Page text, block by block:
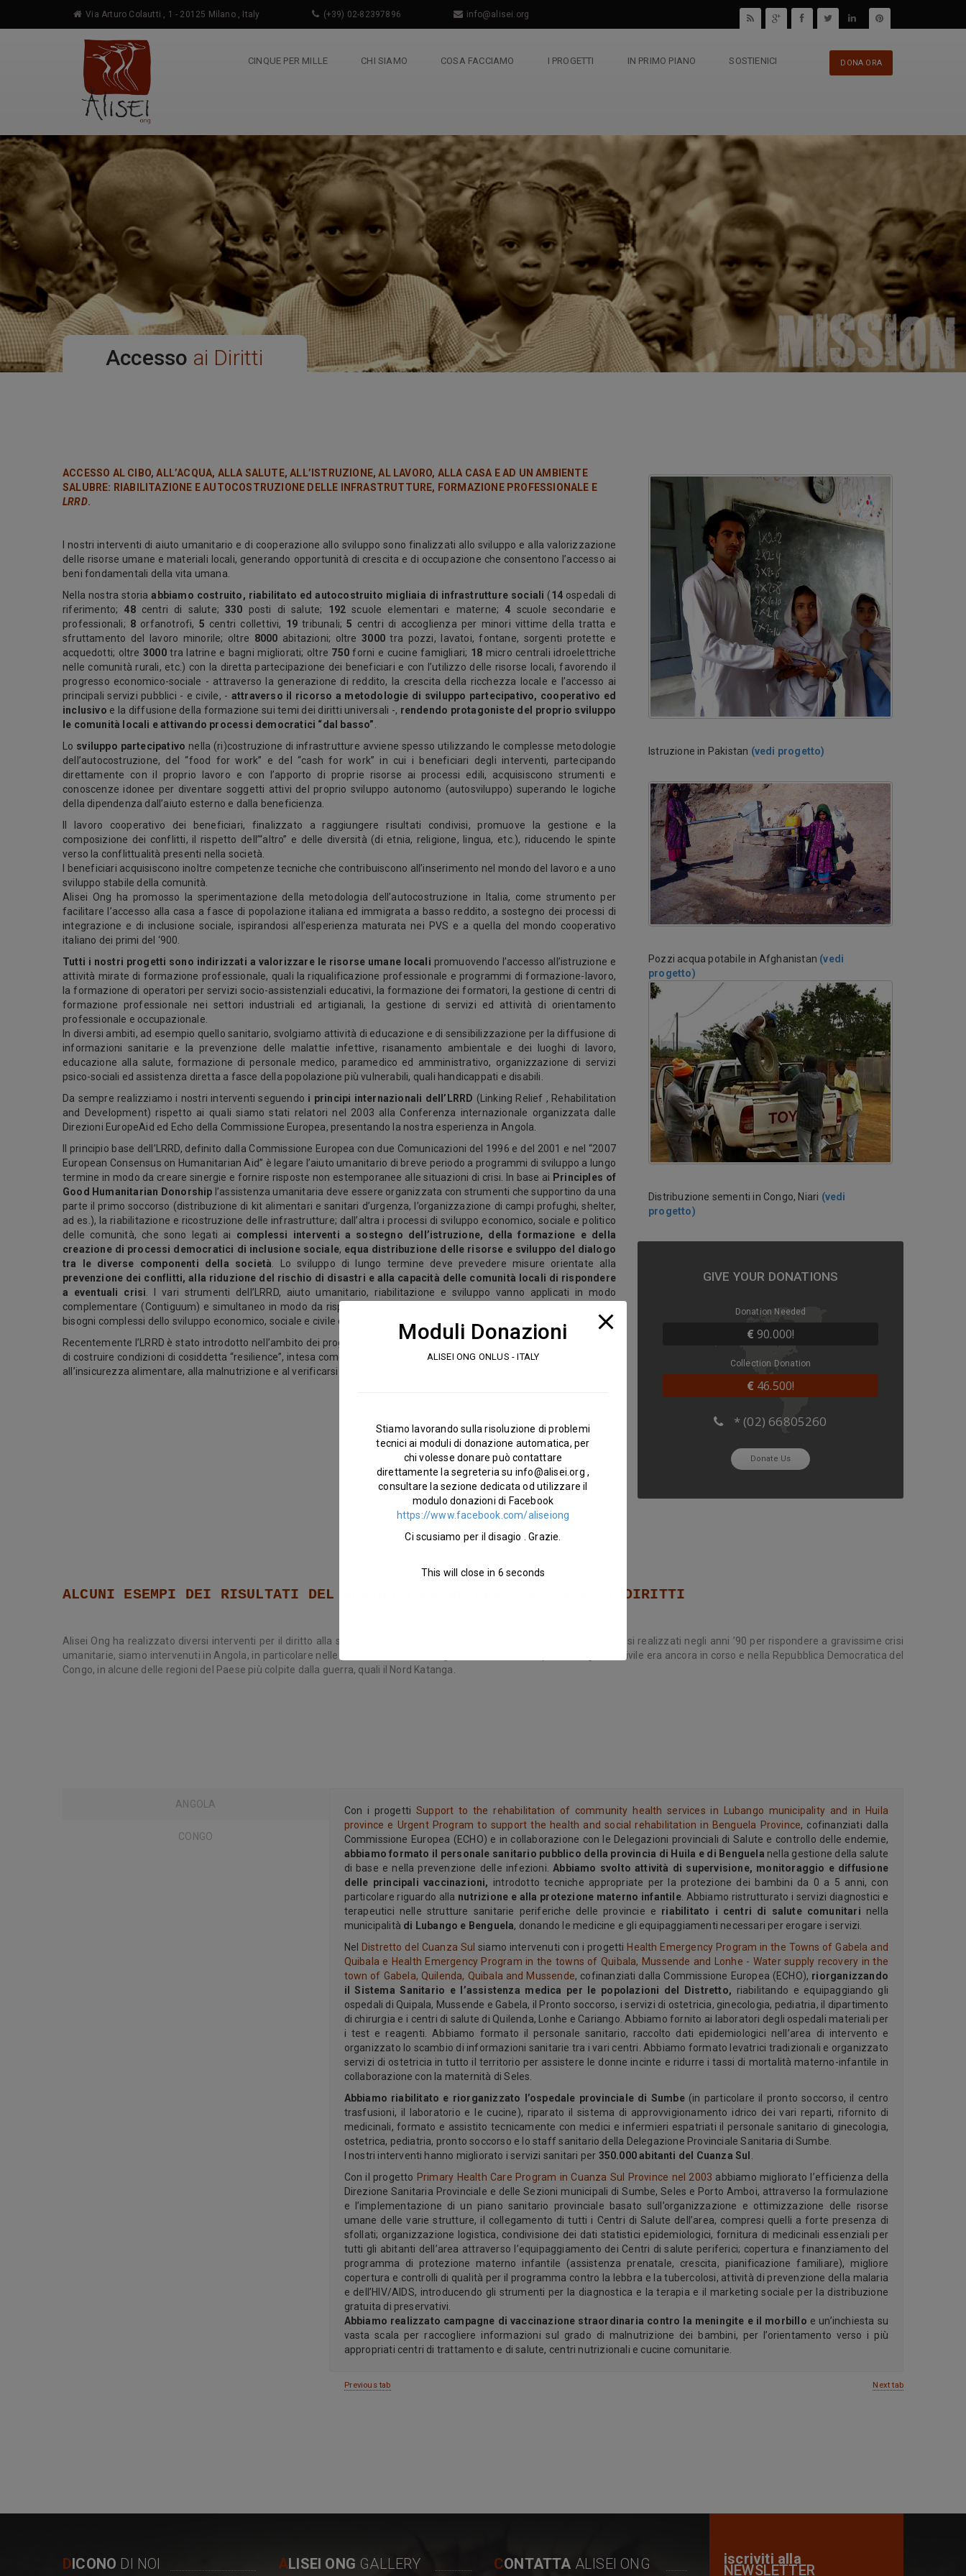
Via Arturo Colautti , 1 - 20125 Milano , Italy (+39) 02-82397896 info@alisei.org
DONA ORA
CINQUE PER MILLE CHI SIAMO COSA FACCIAMO I PROGETTI IN PRIMO PIANO SOSTIENICI
Accesso ai Diritti
ACCESSO AL CIBO, ALL’ACQUA, ALLA SALUTE, ALL’ISTRUZIONE, AL LAVORO, ALLA CASA E AD UN AMBIENTE
SALUBRE: RIABILITAZIONE E AUTOCOSTRUZIONE DELLE INFRASTRUTTURE, FORMAZIONE PROFESSIONALE E
LRRD.
I nostri interventi di aiuto umanitario e di cooperazione allo sviluppo sono finalizzati allo sviluppo e alla valorizzazione
delle risorse umane e materiali locali, generando opportunità di crescita e di occupazione che consentono l’accesso ai
beni fondamentali della vita umana.
Nella nostra storiaabbiamo costruito, riabilitato ed autocostruito migliaia di infrastrutture sociali (14ospedali di
riferimento; 48centri di salute; 330 posti di salute; 192 scuole elementari e materne; 4 scuole secondarie e
professionali; 8 orfanotrofi, 5 centri collettivi, 19 tribunali;5 centri di accoglienza per minori vittime della tratta e
sfruttamento del lavoro minorile; oltre 8000 abitazioni; oltre3000tra pozzi, lavatoi, fontane, sorgenti protette e
acquedotti; oltre3000tra latrine e bagni migliorati; oltre 750 forni e cucine famigliari; 18 micro centrali idroelettriche
nelle comunità rurali, etc.) con la diretta partecipazione dei beneficiari e con l’utilizzo delle risorse locali, favorendo il
progresso economico-sociale - attraverso la generazione di reddito, la crescita della ricchezza locale e l’accesso ai
principali servizi pubblici - e civile, - attraverso il ricorso a metodologie di sviluppo partecipativo, cooperativo ed
inclusivo e la diffusione della formazione sui temi dei diritti universali -, rendendo protagoniste del proprio sviluppo
le comunità locali e attivando processi democratici “dal basso”.
Lo sviluppo partecipativo nella (ri)costruzione di infrastrutture avviene spesso utilizzando le complesse metodologie
dell’autocostruzione, del “food for work” e del “cash for work” in cui i beneficiari degli interventi, partecipando
direttamente con il proprio lavoro e con l’apporto di proprie risorse ai processi edili, acquisiscono strumenti e
conoscenze idonee per diventare soggetti attivi del proprio sviluppo autonomo (autosviluppo) superando le logiche
della dipendenza dall’aiuto esterno e dalla beneficienza.
Il lavoro cooperativo dei beneficiari, finalizzato a raggiungere risultati condivisi, promuove la gestione e la
composizione dei conflitti, il rispetto dell’“altro” e delle diversità (di etnia, religione, lingua, etc.), riducendo le spinte
verso la conflittualità presenti nella società.
I beneficiari acquisiscono inoltre competenze tecniche che contribuiscono all’inserimento nel mondo del lavoro e a uno
sviluppo stabile della comunità.
Alisei Ong ha promosso la sperimentazione della metodologia dell’autocostruzione in Italia, come strumento per
facilitare l’accesso alla casa a fasce di popolazione italiana ed immigrata a basso reddito, a sostegno dei processi di
integrazione e di inclusione sociale, ispirandosi all’esperienza maturata nei PVS e a quella del mondo cooperativo
italiano dei primi del ‘900.
Tutti i nostri progetti sono indirizzati a valorizzare le risorse umane locali promuovendo l’accesso all’istruzione e
attività mirate di formazione professionale, quali la riqualificazione professionale e programmi di formazione-lavoro,
la formazione di operatori per servizi socio-assistenziali educativi, la formazione dei formatori, la gestione di centri di
formazione professionale nei settori industriali ed artigianali, la gestione di servizi ed attività di orientamento
professionale e occupazionale.
In diversi ambiti, ad esempio quello sanitario, svolgiamo attività di educazione e di sensibilizzazione per la diffusione di
informazioni sanitarie e la prevenzione delle malattie infettive, risanamento ambientale e dei luoghi di lavoro,
educazione alla salute, formazione di personale medico, paramedico ed amministrativo, organizzazione di servizi
psico-sociali ed assistenza diretta a fasce della popolazione più vulnerabili, quali handicappati e disabili.
Da sempre realizziamo i nostri interventi seguendo i principi internazionali dell’LRRD (Linking Relief , Rehabilitation
and Development) rispetto ai quali siamo stati relatori nel 2003 alla Conferenza internazionale organizzata dalle
Direzioni EuropeAid ed Echo della Commissione Europea, presentando la nostra esperienza in Angola.
Il principio base dell’LRRD, definito dalla Commissione Europea con due Comunicazioni del 1996 e del 2001 e nel “2007
European Consensus on Humanitarian Aid” è legare l’aiuto umanitario di breve periodo a programmi di sviluppo a lungo
termine in modo da creare sinergie e fornire risposte non estemporanee alle situazioni di crisi. In base ai Principles of
Good Humanitarian Donorship l’assistenza umanitaria deve essere organizzata con strumenti che supportino da una
parte il primo soccorso (distribuzione di kit alimentari e sanitari d’urgenza, l’organizzazione di campi profughi, shelter,
ad es.), la riabilitazione e ricostruzione delle infrastrutture; dall’altra i processi di sviluppo economico, sociale e politico
delle comunità, che sono legati ai complessi interventi a sostegno dell’istruzione, della formazione e della
creazione di processi democratici di inclusione sociale, equa distribuzione delle risorse e sviluppo del dialogo
tra le diverse componenti della società. Lo sviluppo di lungo termine deve prevedere misure orientate alla
prevenzione dei conflitti, alla riduzione del rischio di disastri e alla capacità delle comunità locali di rispondere
a eventuali crisi. I vari strumenti dell’LRRD, aiuto umanitario, riabilitazione e sviluppo vanno applicati in modo
complementare (Contiguum) e simultaneo in modo da rispondere alle necessità urgenti poste dalle emergenze e ai
bisogni complessi dello sviluppo economico, sociale e civile di più lungo termine.
Recentemente l’LRRD è stato introdotto nell’ambito dei programmi di sicurezza alimentare sottolineando l’importanza
di costruire condizioni di cosiddetta “resilience”, intesa come duratura capacità di risposta e di reazione delle comunità
all’insicurezza alimentare, alla malnutrizione e al verificarsi di carestie e crisi alimentari
Istruzione in Pakistan (vedi progetto)
Pozzi acqua potabile in Afghanistan (vedi
progetto)
Distribuzione sementi in Congo, Niari (vedi
progetto)
GIVE YOUR DONATIONS
Donation Needed
€ 90.000!
Collection Donation
€ 46.500!
* (02) 66805260
Donate Us
ALCUNI ESEMPI DEI RISULTATI DEL NOSTRO IMPEGNO PER L’ACCESSO AI DIRITTI
Alisei Ong ha realizzato diversi interventi per il diritto alla salute in tutto il mondo.
Tra gli interventi più estesi e complessi realizzati negli anni ’90 per rispondere a gravissime crisi
umanitarie, siamo intervenuti in Angola, in particolare nelle provincie di Huila, Benguela e Cuanza Sul, quando la guerra civile era ancora in corso e nella Repubblica Democratica del
Congo, in alcune delle regioni del Paese più colpite dalla guerra, quali il Nord Katanga.
ANGOLA
CONGO
Con i progetti Support to the rehabilitation of community health services in Lubango municipality and in Huila
province e Urgent Program to support the health and social rehabilitation in Benguela Province, cofinanziati dalla
Commissione Europea (ECHO) e in collaborazione con le Delegazioni provinciali di Salute e controllo delle endemie,
abbiamo formato il personale sanitario pubblico della provincia di Huila e di Benguela nella gestione della salute
di base e nella prevenzione delle infezioni.Abbiamo svolto attività di supervisione, monitoraggio e diffusione
delle principali vaccinazioni, introdotto tecniche appropriate per la protezione dei bambini da 0 a 5 anni, con
particolare riguardo alla nutrizione e alla protezione materno infantile. Abbiamo ristrutturato i servizi diagnostici e
terapeutici nelle strutture sanitarie periferiche delle provincie e riabilitato i centri di salute comunitari nella
municipalità di Lubango e Benguela, donando le medicine e gli equipaggiamenti necessari per erogare i servizi.
Nel
Distretto del Cuanza Sul siamo intervenuti con i progetti Health Emergency Program in the Towns of Gabela and
Quibala e Health Emergency Program in the towns of Quibala, Mussende and Lonhe - Water supply recovery in the
town of Gabela, Quilenda, Quibala and Mussende, cofinanziati dalla Commissione Europea (ECHO), riorganizzando
il Sistema Sanitario e l’assistenza medica per le popolazioni del Distretto, riabilitando e equipaggiando gli
ospedali di Quipala, Mussende e Gabela, il Pronto soccorso, i servizi di ostetricia, ginecologia, pediatria, il dipartimento
di chirurgia e i centri di salute di Quilenda, Lonhe e Cariango. Abbiamo fornito ai laboratori degli ospedali materiali per
i test e reagenti. Abbiamo formato il personale sanitario, raccolto dati epidemiologici nell’area di intervento e
organizzato lo scambio di informazioni sanitarie tra i vari centri. Abbiamo formato levatrici tradizionali e organizzato
servizi di ostetricia in tutto il territorio per assistere le donne incinte e ridurre i tassi di mortalità materno-infantile in
collaborazione con la maternità di Seles.
Abbiamo riabilitato e riorganizzato l’ospedale provinciale di Sumbe(in particolare il pronto soccorso, il centro
trasfusioni, il laboratorio e le cucine), riparato il sistema di approvvigionamento idrico dei vari reparti, rifornito di
medicinali, formato e assistito tecnicamente con medici e infermieri espatriati il personale sanitario di ginecologia,
ostetrica, pediatria, pronto soccorso e lo staff sanitario della Delegazione Provinciale Sanitaria di Sumbe.
I nostri interventi hanno migliorato i servizi sanitari per 350.000 abitanti del Cuanza Sul
Con il progetto Primary Health Care Program in Cuanza Sul Province nel 2003 abbiamo migliorato l’efficienza della
Direzione Sanitaria Provinciale e delle Sezioni municipali di Sumbe, Seles e Porto Amboi, attraverso la formulazione
e l’implementazione di un piano sanitario provinciale basato sull’organizzazione e ottimizzazione delle risorse
umane delle varie strutture, il collegamento di tutti i Centri di Salute dell’area, compresi quelli a forte presenza di
sfollati; organizzazione logistica, condivisione dei dati statistici epidemiologici, fornitura di medicinali essenziali per
tutti gli abitanti dell’area attraverso l’equipaggiamento dei Centri di salute periferici; copertura e finanziamento del
programma di protezione materno infantile (assistenza prenatale, crescita, pianificazione familiare), migliore
copertura e controlli di qualità per il programma contro la lebbra e la tubercolosi, attività di prevenzione della malaria
e dell’HIV/AIDS, introducendo gli strumenti per la diagnostica e la terapia e il marketing sociale per la distribuzione
gratuita di preservativi.
Abbiamo realizzato campagne di vaccinazione straordinaria contro la meningite e il morbillo e un’inchiesta su
vasta scala per raccogliere informazioni sul grado di malnutrizione dei bambini, per l’orientamento verso i più
appropriati centri di trattamento e di salute, centri nutrizionali e cucine comunitarie.
Previous tab Next tab
DICONO DI NOI ALISEI ONG GALLERY CONTATTA ALISEI ONG iscriviti alla
NEWSLETTER
Moduli Donazioni
ALISEI ONG ONLUS - ITALY
Stiamo lavorando sulla risoluzione di problemi
tecnici ai moduli di donazione automatica, per
chi volesse donare può contattare
direttamente la segreteria su info@alisei.org ,
consultare la sezione dedicata od utilizzare il
modulo donazioni di Facebook
https://www.facebook.com/aliseiong
Ci scusiamo per il disagio . Grazie.
This will close in 4 seconds